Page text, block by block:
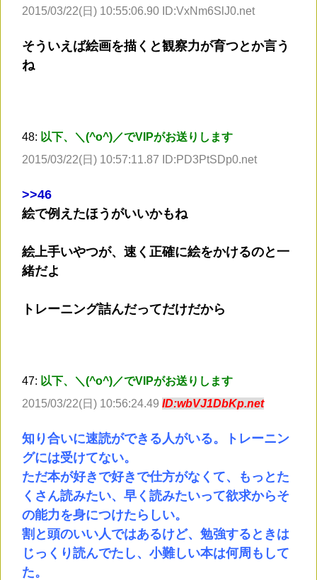
2015/03/22(日) 10:55:06.90 ID:VxNm6SlJ0.net
そういえば絵画を描くと観察力が育つとか言う
ね
48: 以下、＼(^o^)／でVIPがお送りします
2015/03/22(日) 10:57:11.87 ID:PD3PtSDp0.net
>>46
絵で例えたほうがいいかもね
絵上手いやつが、速く正確に絵をかけるのと一
緒だよ
トレーニング詰んだってだけだから
47: 以下、＼(^o^)／でVIPがお送りします
2015/03/22(日) 10:56:24.49 ID:wbVJ1DbKp.net
知り合いに速読ができる人がいる。トレーニン
グには受けてない。
ただ本が好きで好きで仕方がなくて、もっとた
くさん読みたい、早く読みたいって欲求からそ
の能力を身につけたらしい。
割と頭のいい人ではあるけど、勉強するときは
じっくり読んでたし、小難しい本は何周もして
た。